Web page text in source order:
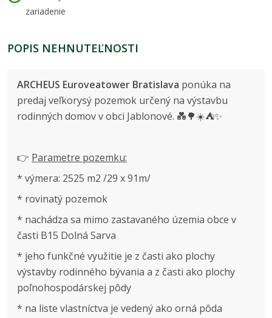
zariadenie
POPIS NEHNUTEĽNOSTI
ARCHEUS Euroveatower Bratislava ponúka na
predaj veľkorysý pozemok určený na výstavbu
rodinných domov v obci Jablonové. 💑🌳☀️⛺✨
👉 Parametre pozemku:
* výmera: 2525 m2 /29 x 91m/
* rovinatý pozemok
* nachádza sa mimo zastavaného územia obce v
časti B15 Dolná Sarva
* jeho funkčné využitie je z časti ako plochy
výstavby rodinného bývania a z časti ako plochy
poľnohospodárskej pôdy
* na liste vlastníctva je vedený ako orná pôda